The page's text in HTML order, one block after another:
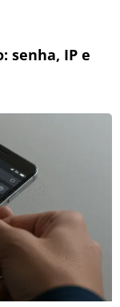
senha, IP e